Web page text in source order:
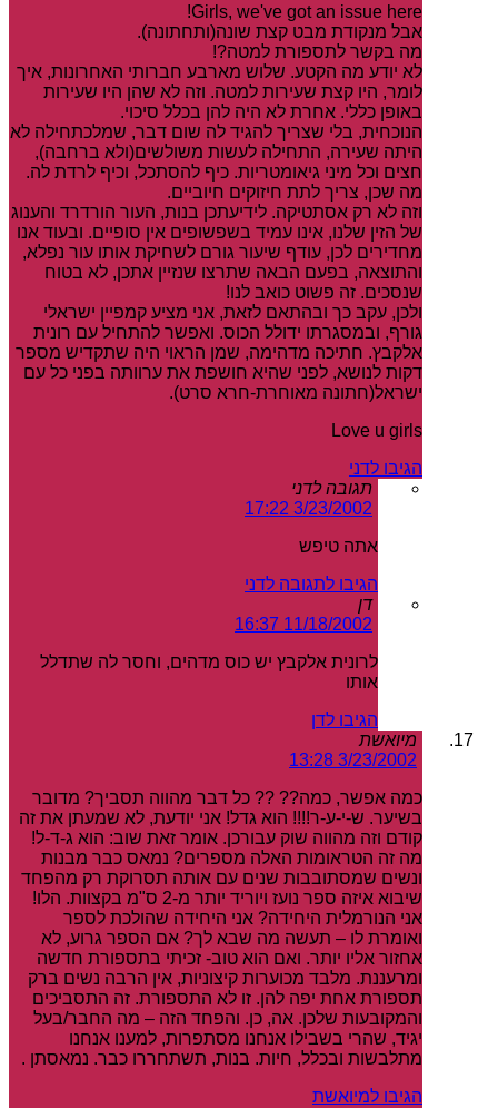
Girls, we've got an issue here!
אבל מנקודת מבט קצת שונה(ותחתונה).
מה בקשר לתספורת למטה?!
לא יודע מה הקטע. שלוש מארבע חברותי האחרונות, איך
לומר, היו קצת שעירות למטה. וזה לא שהן היו שעירות
באופן כללי. אחרת לא היה להן בכלל סיכוי.
הנוכחית, בלי שצריך להגיד לה שום דבר, שמלכתחילה לא
היתה שעירה, התחילה לעשות משולשים(ולא ברחבה),
חצים וכל מיני גיאומטריות. כיף להסתכל, וכיף לרדת לה.
מה שכן, צריך לתת חיזוקים חיוביים.
וזה לא רק אסתטיקה. לידיעתכן בנות, העור הורדרד והענוג
של הזין שלנו, אינו עמיד בשפשופים אין סופיים. ובעוד אנו
מחדירים לכן, עודף שיעור גורם לשחיקת אותו עור נפלא,
והתוצאה, בפעם הבאה שתרצו שנזיין אתכן, לא בטוח
שנסכים. זה פשוט כואב לנו!
ולכן, עקב כך ובהתאם לזאת, אני מציע קמפיין ישראלי
גורף, ובמסגרתו ידולל הכוס. ואפשר להתחיל עם רונית
אלקבץ. חתיכה מדהימה, שמן הראוי היה שתקדיש מספר
דקות לנושא, לפני שהיא חושפת את ערוותה בפני כל עם
ישראל(חתונה מאוחרת-חרא סרט).
Love u girls
הגיבו לדני
תגובה לדני
3/23/2002 17:22
אתה טיפש
הגיבו לתגובה לדני
דן
11/18/2002 16:37
לרונית אלקבץ יש כוס מדהים, וחסר לה שתדלל
אותו
הגיבו לדן
מיואשת
3/23/2002 13:28
כמה אפשר, כמה?? ?? כל דבר מהווה תסביך? מדובר
בשיער. ש-י-ע-ר!!!! הוא גדל! אני יודעת, לא שמעתן את זה
קודם וזה מהווה שוק עבורכן. אומר זאת שוב: הוא ג-ד-ל!
מה זה הטראומות האלה מספרים? נמאס כבר מבנות
ונשים שמסתובבות שנים עם אותה תסרוקת רק מהפחד
שיבוא איזה ספר נועז ויוריד יותר מ-2 ס"מ בקצוות. הלו!
אני הנורמלית היחידה? אני היחידה שהולכת לספר
ואומרת לו – תעשה מה שבא לך? אם הספר גרוע, לא
אחזור אליו יותר. ואם הוא טוב- זכיתי בתספורת חדשה
ומרעננת. מלבד מכוערות קיצוניות, אין הרבה נשים ברק
תספורת אחת יפה להן. זו לא התספורת. זה התסביכים
והמקובעות שלכן. אה, כן. והפחד הזה – מה החבר/בעל
יגיד, שהרי בשבילו אנחנו מסתפרות, למענו אנחנו
מתלבשות ובכלל, חיות. בנות, תשתחררו כבר. נמאסתן .
הגיבו למיואשת